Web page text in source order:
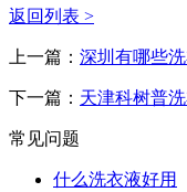
返回列表 >
上一篇： 深圳有哪些
下一篇： 天津科树普
常见问题
什么洗衣液好用